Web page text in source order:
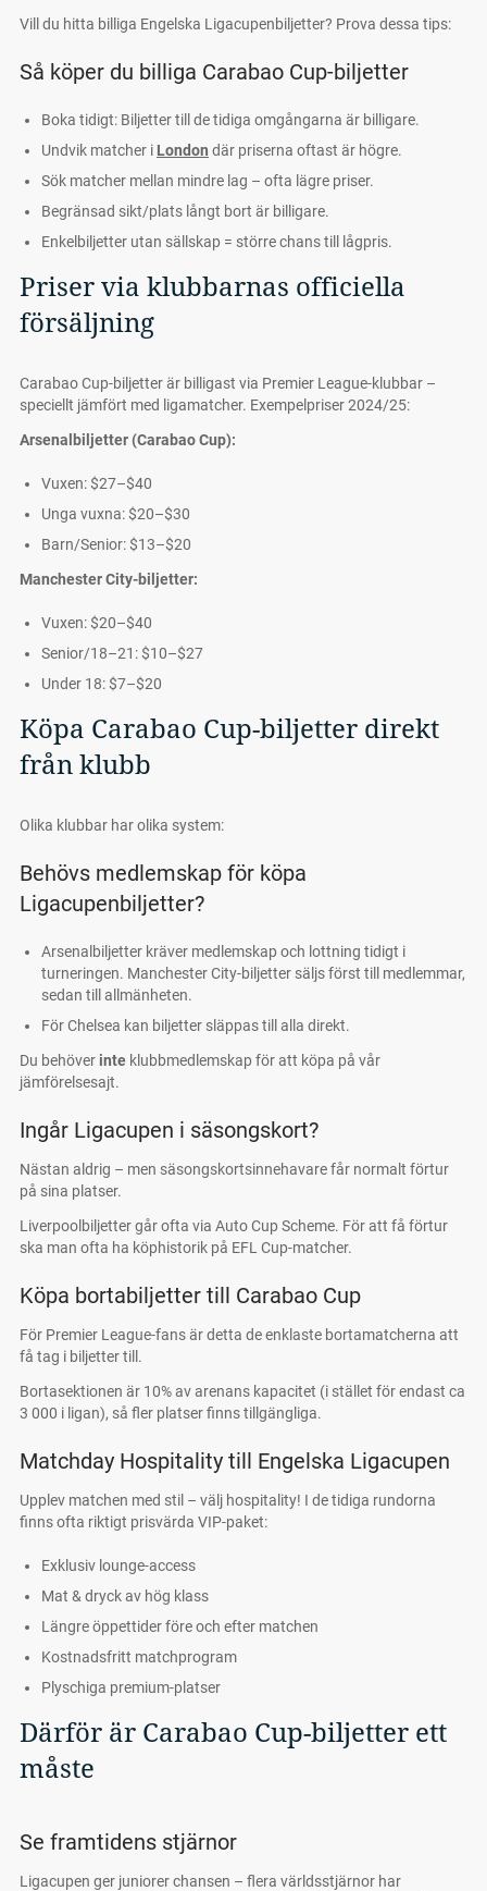
Vill du hitta billiga Engelska Ligacupenbiljetter? Prova dessa tips:
Så köper du billiga Carabao Cup-biljetter
Boka tidigt: Biljetter till de tidiga omgångarna är billigare.
Undvik matcher i London där priserna oftast är högre.
Sök matcher mellan mindre lag – ofta lägre priser.
Begränsad sikt/plats långt bort är billigare.
Enkelbiljetter utan sällskap = större chans till lågpris.
Priser via klubbarnas officiella
försäljning
Carabao Cup-biljetter är billigast via Premier League-klubbar –
speciellt jämfört med ligamatcher. Exempelpriser 2024/25:
Arsenalbiljetter (Carabao Cup):
Vuxen: $27–$40
Unga vuxna: $20–$30
Barn/Senior: $13–$20
Manchester City-biljetter:
Vuxen: $20–$40
Senior/18–21: $10–$27
Under 18: $7–$20
Köpa Carabao Cup-biljetter direkt
från klubb
Olika klubbar har olika system:
Behövs medlemskap för köpa
Ligacupenbiljetter?
Arsenalbiljetter kräver medlemskap och lottning tidigt i
turneringen. Manchester City-biljetter säljs först till medlemmar,
sedan till allmänheten.
För Chelsea kan biljetter släppas till alla direkt.
Du behöver inte klubbmedlemskap för att köpa på vår
jämförelsesajt.
Ingår Ligacupen i säsongskort?
Nästan aldrig – men säsongskortsinnehavare får normalt förtur
på sina platser.
Liverpoolbiljetter går ofta via Auto Cup Scheme. För att få förtur
ska man ofta ha köphistorik på EFL Cup-matcher.
Köpa bortabiljetter till Carabao Cup
För Premier League-fans är detta de enklaste bortamatcherna att
få tag i biljetter till.
Bortasektionen är 10% av arenans kapacitet (i stället för endast ca
3 000 i ligan), så fler platser finns tillgängliga.
Matchday Hospitality till Engelska Ligacupen
Upplev matchen med stil – välj hospitality! I de tidiga rundorna
finns ofta riktigt prisvärda VIP-paket:
Exklusiv lounge-access
Mat & dryck av hög klass
Längre öppettider före och efter matchen
Kostnadsfritt matchprogram
Plyschiga premium-platser
Därför är Carabao Cup-biljetter ett
måste
Se framtidens stjärnor
Ligacupen ger juniorer chansen – flera världsstjärnor har